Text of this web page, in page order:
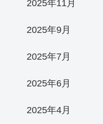
2025年11月
2025年9月
2025年7月
2025年6月
2025年4月